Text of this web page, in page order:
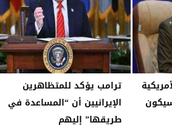
ترامب يؤكد للمتظاهرين
الإيرانيين أن “المساعدة في
طريقها” إليهم